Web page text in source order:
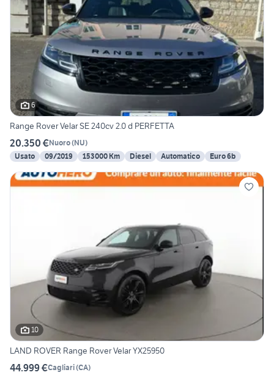
6
Range Rover Velar SE 240cv 2.0 d PERFETTA
20.350 €Nuoro(NU)
Usato
09/2019 153000 Km Diesel Automatico Euro 6b
10
LAND ROVER Range Rover Velar YX25950
44.999 €Cagliari(CA)